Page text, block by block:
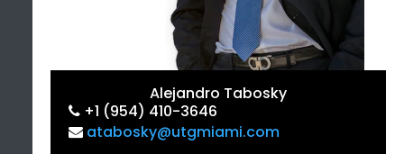
Alejandro Tabosky
+1 (954) 410-3646
atabosky@utgmiami.com